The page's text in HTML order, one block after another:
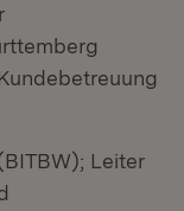
Leiter